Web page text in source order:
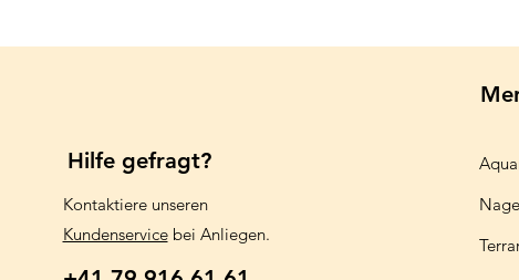
Hilfe gefragt?
Kontaktiere unseren
Kundenservicebei Anliegen.